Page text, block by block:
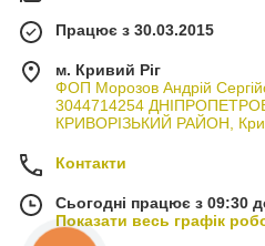
Працює з 30.03.2015
м. Кривий Ріг
ФОП Морозов Андрій
3044714254
КРИВОРІЗЬКИЙ РАЙОН,
Контакти
Сьогодні працює з 09:30
Показати весь графік